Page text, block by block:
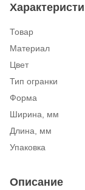
Товар
Материал
Цвет
Тип огранки
Форма
Ширина, мм
Длина, мм
Упаковка
Описание